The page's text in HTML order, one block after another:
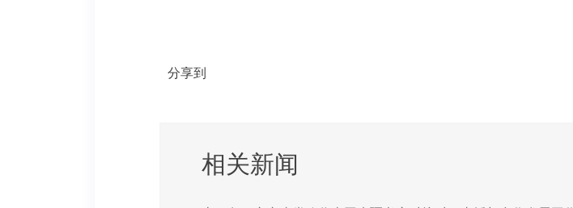
分享到
相关新闻